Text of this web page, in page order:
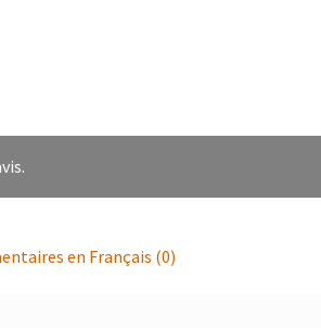
en Français (0)